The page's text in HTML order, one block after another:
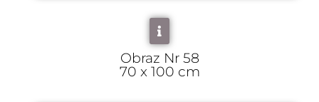
Obraz Nr 58
70 x 100 cm